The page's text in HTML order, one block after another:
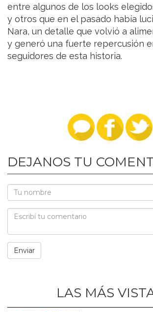
entre algunos de los looks
y otros que en el pasado había
Nara, un detalle que volvió a
y generó una fuerte repercusión
seguidores de esta historia.
DEJANOS TU
LAS MÁS